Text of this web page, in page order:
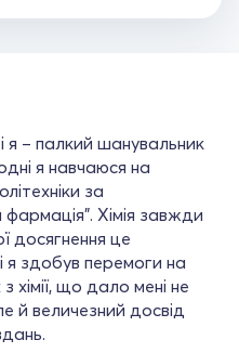
я – палкий шанувальник
я навчаюся на
за
Хімія завжди
досягнення це
здобув перемоги на
хімії, що дало мені не
й величезний досвід